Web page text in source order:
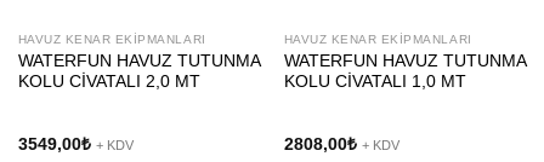
HAVUZ KENAR EKIPMANLARI
WATERFUN HAVUZ TUTUNMA
KOLU CİVATALI 2,0 MT
3549,00₺ + KDV
HAVUZ KENAR EKIPMANLARI
WATERFUN HAVUZ TUTUNMA
KOLU CİVATALI 1,0 MT
2808,00₺ + KDV